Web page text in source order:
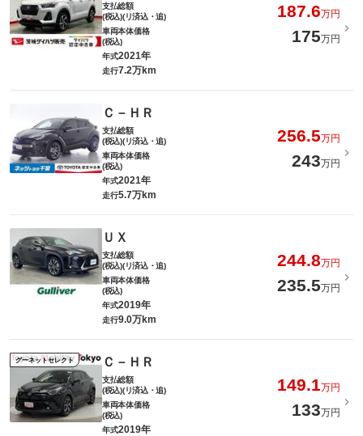
支払総額
(税込)(リ済込・追)
187.6万円
車両本体価格
(税込)
175万円
年式2021年
走行7.2万km
Ｃ－ＨＲ
支払総額
(税込)(リ済込・追)
256.5万円
車両本体価格
(税込)
243万円
年式2021年
走行5.7万km
ＵＸ
支払総額
(税込)(リ済込・追)
244.8万円
車両本体価格
(税込)
235.5万円
年式2019年
走行9.0万km
グーネットセレクト Ｃ－ＨＲ
支払総額
(税込)(リ済込・追)
149.1万円
車両本体価格
(税込)
133万円
年式2019年